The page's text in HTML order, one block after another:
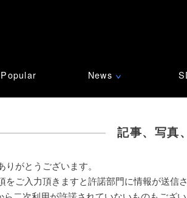
Popular News ∨
記事、写真
りがとうございます。
をご入力頂きますと許諾部門に情報が送信